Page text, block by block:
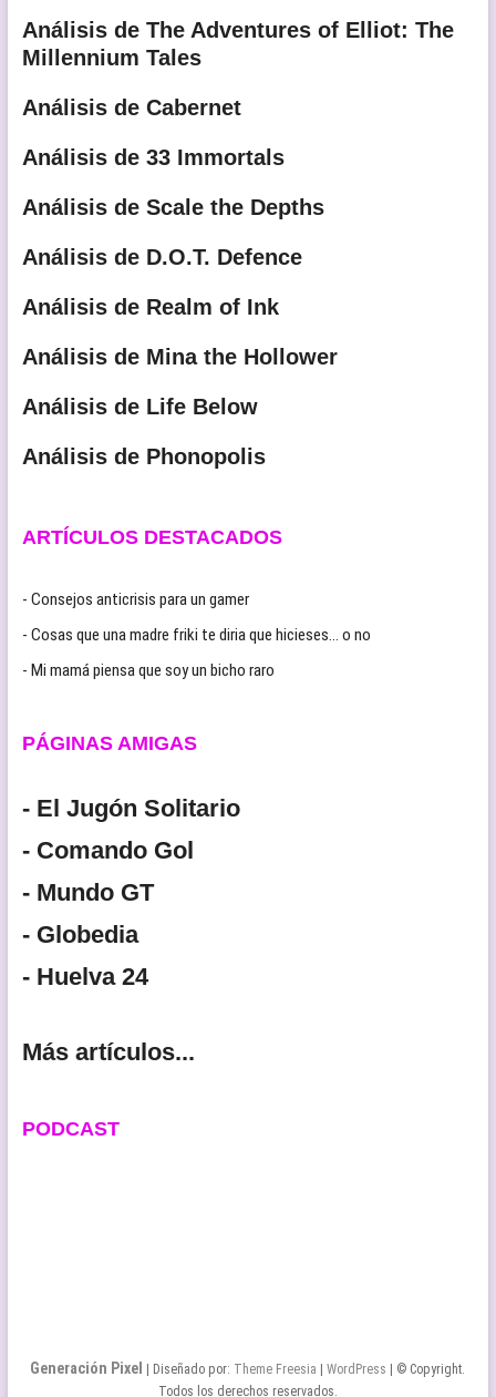
Análisis de The Adventures of Elliot: The
Millennium Tales
Análisis de Cabernet
Análisis de 33 Immortals
Análisis de Scale the Depths
Análisis de D.O.T. Defence
Análisis de Realm of Ink
Análisis de Mina the Hollower
Análisis de Life Below
Análisis de Phonopolis
ARTÍCULOS DESTACADOS
- Consejos anticrisis para un gamer
- Cosas que una madre friki te diria que hicieses… o no
- Mi mamá piensa que soy un bicho raro
PÁGINAS AMIGAS
- El Jugón Solitario
- Comando Gol
- Mundo GT
- Globedia
- Huelva 24
Más artículos...
PODCAST
Generación Pixel | Diseñado por: Theme Freesia |WordPress | © Copyright.
Todos los derechos reservados.